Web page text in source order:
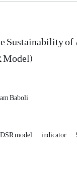
Sustainability
Baboli
DSR model indicator